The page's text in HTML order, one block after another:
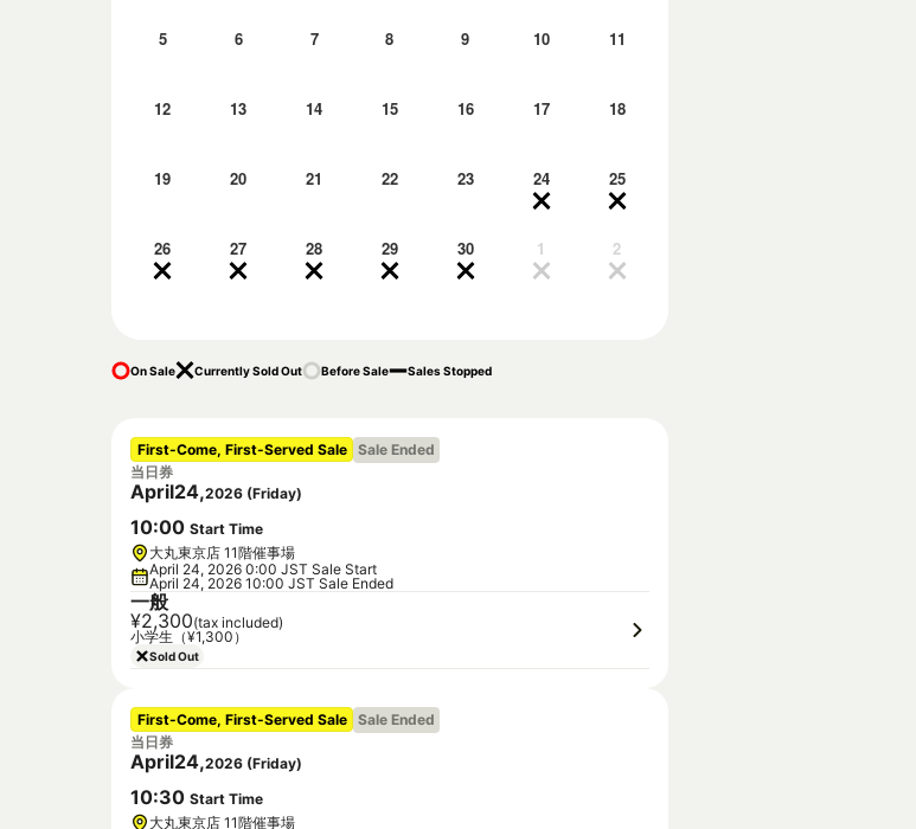
5 6 7 8 9 10 11
12 13 14 15 16 17 18
19 20 21 22 23 24 25
26 27 28 29 30 1 2
On Sale Currently Sold Out Before Sale Sales Stopped
First-Come, First-Served Sale Sale Ended
当日券
April24,2026 (Friday)
10:00 Start Time
大丸東京店 11階催事場
April 24, 2026 0:00 JST Sale Start
April 24, 2026 10:00 JST Sale Ended
一般
¥2,300(tax included)
小学生（¥1,300）
Sold Out
First-Come, First-Served Sale Sale Ended
当日券
April24,2026 (Friday)
10:30 Start Time
大丸東京店 11階催事場